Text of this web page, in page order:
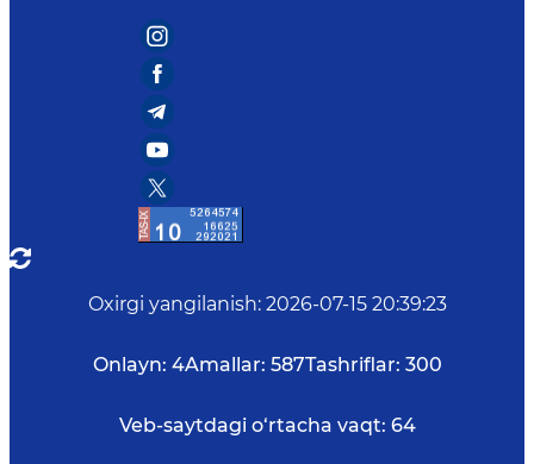
Oxirgi yangilanish: 2026-07-15 20:39:23
Onlayn: 4Amallar: 587Tashriflar: 300
Veb-saytdagi o‘rtacha vaqt: 64